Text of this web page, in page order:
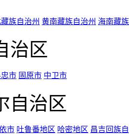
族自治州 黄南藏族自治州 海南藏
治区
市 固原市 中卫市
自治区
市 吐鲁番地区 哈密地区 昌吉回族